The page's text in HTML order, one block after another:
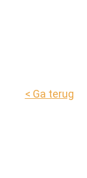
< Ga terug